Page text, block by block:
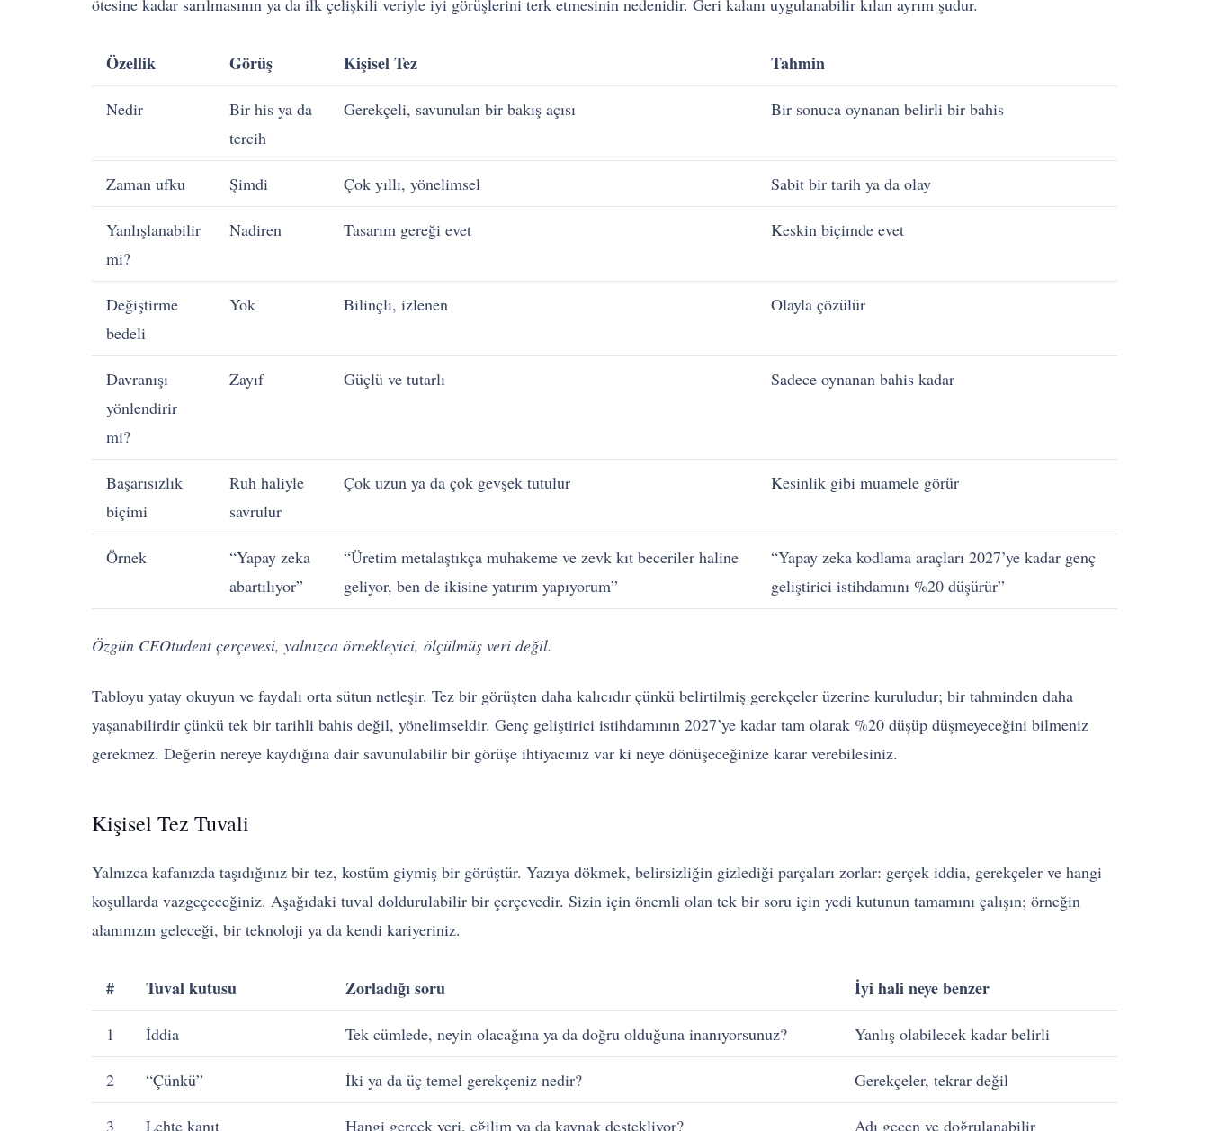
ötesine kadar sarılmasının ya da ilk çelişkili veriyle iyi görüşlerini terk etmesinin nedenidir. Geri kalanı uygulanabilir kılan ayrım şudur.
Özellik Görüş Kişisel Tez Tahmin
Nedir
Bir his ya da
tercih
Gerekçeli, savunulan bir bakış açısı Bir sonuca oynanan belirli bir bahis
Zaman ufku Şimdi Çok yıllı, yönelimsel Sabit bir tarih ya da olay
Yanlışlanabilir
mi?
Nadiren Tasarım gereği evet Keskin biçimde evet
Değiştirme
bedeli
Yok Bilinçli, izlenen Olayla çözülür
Davranışı
yönlendirir
mi?
Zayıf Güçlü ve tutarlı Sadece oynanan bahis kadar
Başarısızlık
biçimi
Ruh haliyle
savrulur
Çok uzun ya da çok gevşek tutulur Kesinlik gibi muamele görür
Örnek
“Yapay zeka
abartılıyor”
“Üretim metalaştıkça muhakeme ve zevk kıt beceriler haline
geliyor, ben de ikisine yatırım yapıyorum”
“Yapay zeka kodlama araçları 2027’ye kadar genç
geliştirici istihdamını %20 düşürür”
Özgün CEOtudent çerçevesi, yalnızca örnekleyici, ölçülmüş veri değil.
Tabloyu yatay okuyun ve faydalı orta sütun netleşir. Tez bir görüşten daha kalıcıdır çünkü belirtilmiş gerekçeler üzerine kuruludur; bir tahminden daha
yaşanabilirdir çünkü tek bir tarihli bahis değil, yönelimseldir. Genç geliştirici istihdamının 2027’ye kadar tam olarak %20 düşüp düşmeyeceğini bilmeniz
gerekmez. Değerin nereye kaydığına dair savunulabilir bir görüşe ihtiyacınız var ki neye dönüşeceğinize karar verebilesiniz.
Kişisel Tez Tuvali
Yalnızca kafanızda taşıdığınız bir tez, kostüm giymiş bir görüştür. Yazıya dökmek, belirsizliğin gizlediği parçaları zorlar: gerçek iddia, gerekçeler ve hangi
koşullarda vazgeçeceğiniz. Aşağıdaki tuval doldurulabilir bir çerçevedir. Sizin için önemli olan tek bir soru için yedi kutunun tamamını çalışın; örneğin
alanınızın geleceği, bir teknoloji ya da kendi kariyeriniz.
# Tuval kutusu Zorladığı soru İyi hali neye benzer
1 İddia Tek cümlede, neyin olacağına ya da doğru olduğuna inanıyorsunuz? Yanlış olabilecek kadar belirli
2 “Çünkü” İki ya da üç temel gerekçeniz nedir? Gerekçeler, tekrar değil
3 Lehte kanıt Hangi gerçek veri, eğilim ya da kaynak destekliyor? Adı geçen ve doğrulanabilir